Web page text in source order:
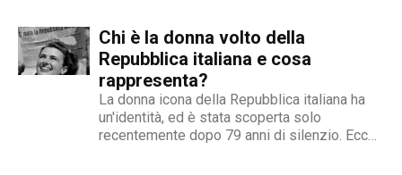
checking in campo giornalistico e come capo
redattore del nostro magazine online.
Chi è la donna volto della
Repubblica italiana e cosa
rappresenta?
La donna icona della Repubblica italiana ha
un'identità, ed è stata scoperta solo
recentemente dopo 79 anni di silenzio. Ecco